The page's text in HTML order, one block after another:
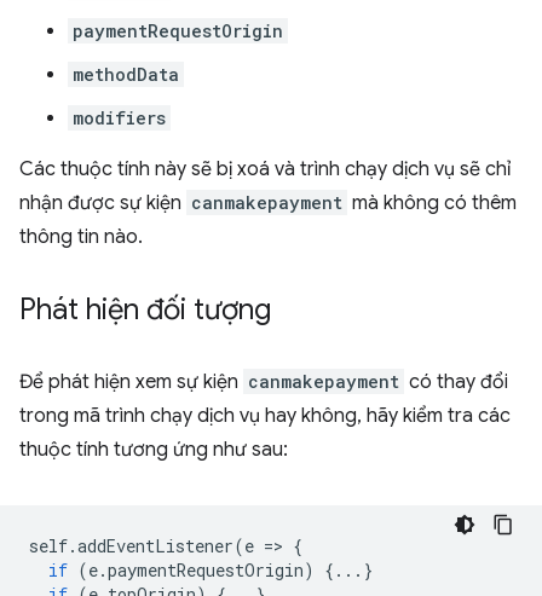
paymentRequestOrigin
methodData
modifiers
Các thuộc tính này sẽ bị xoá và trình chạy dịch vụ sẽ chỉ
nhận được sự kiện canmakepayment mà không có thêm
thông tin nào.
Phát hiện đối tượng
Để phát hiện xem sự kiện canmakepayment có thay đổi
trong mã trình chạy dịch vụ hay không, hãy kiểm tra các
thuộc tính tương ứng như sau:
self.addEventListener(e => {
if (e.paymentRequestOrigin)
{...}